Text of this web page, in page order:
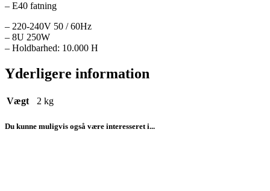
– E40 fatning
– 220-240V 50 / 60Hz
– 8U 250W
– Holdbarhed: 10.000 H
Yderligere information
Vægt 2 kg
Du kunne muligvis også være interesseret i...